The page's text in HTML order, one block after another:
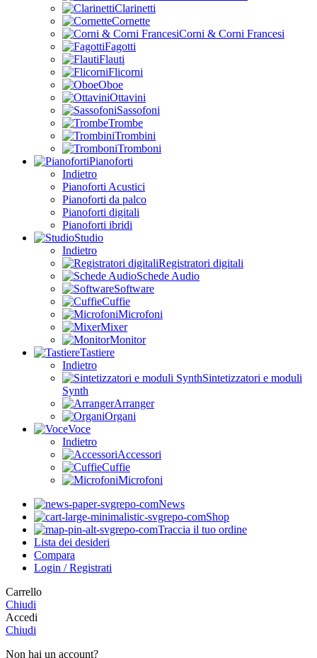
Clarinetti
Cornette
Corni & Corni Francesi
Fagotti
Flauti
Flicorni
Oboe
Ottavini
Sassofoni
Trombe
Trombini
Tromboni
Pianoforti
Indietro
Pianoforti Acustici
Pianoforti da palco
Pianoforti digitali
Pianoforti ibridi
Studio
Indietro
Registratori digitali
Schede Audio
Software
Cuffie
Microfoni
Mixer
Monitor
Tastiere
Indietro
Sintetizzatori e moduli
Synth
Arranger
Organi
Voce
Indietro
Accessori
Cuffie
Microfoni
News
Shop
Traccia il tuo ordine
Lista dei desideri
Compara
Login / Registrati
Carrello
Chiudi
Accedi
Chiudi
Non hai un account?